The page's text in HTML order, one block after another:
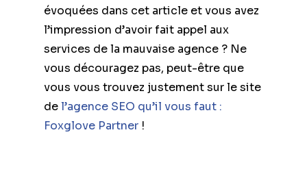
évoquées dans cet article et vous avez
l’impression d’avoir fait appel aux
services de la mauvaise agence ? Ne
vous découragez pas, peut-être que
vous vous trouvez justement sur le site
del’agence SEO qu’il vous faut :
Foxglove Partner !